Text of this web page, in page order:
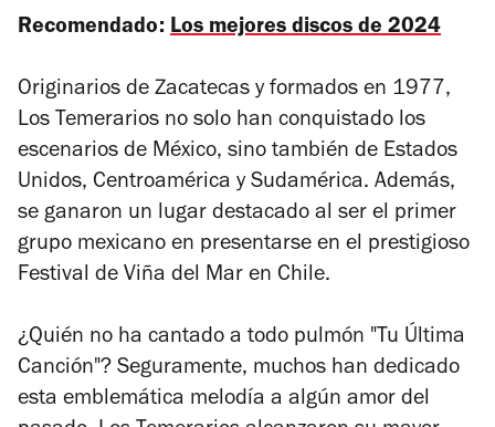
Recomendado: Los mejores discos de 2024
Originarios de Zacatecas y formados en 1977,
Los Temerarios no solo han conquistado los
escenarios de México, sino también de Estados
Unidos, Centroamérica y Sudamérica. Además,
se ganaron un lugar destacado al ser el primer
grupo mexicano en presentarse en el prestigioso
Festival de Viña del Mar en Chile.
¿Quién no ha cantado a todo pulmón "Tu Última
Canción"? Seguramente, muchos han dedicado
esta emblemática melodía a algún amor del